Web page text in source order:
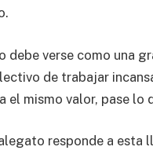
debe verse como una
de trabajar
el mismo valor, pase lo
responde a esta